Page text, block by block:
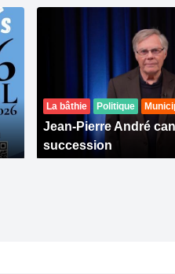
La bâthie Politique
Jean-Pierre André
succession